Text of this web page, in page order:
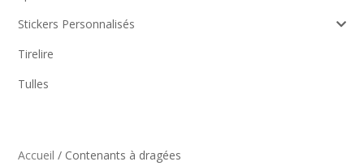
Accueil / Contenants à dragées
Stickers Personnalisés
Tirelire
Tulles